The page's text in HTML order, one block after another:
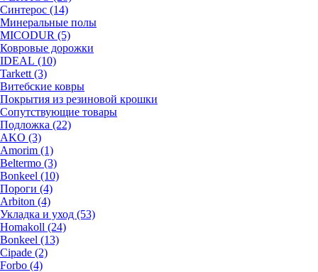
Синтерос (14)
Минеральные полы
MICODUR (5)
Ковровые дорожки
IDEAL (10)
Tarkett (3)
Витебские ковры
Покрытия из резиновой крошки
Сопутствующие товары
Подложка (22)
AKO (3)
Amorim (1)
Beltermo (3)
Bonkeel (10)
Пороги (4)
Arbiton (4)
Укладка и уход (53)
Homakoll (24)
Bonkeel (13)
Cipade (2)
Forbo (4)